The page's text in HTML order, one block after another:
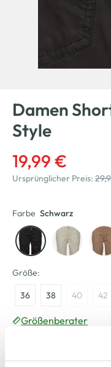
Damen
Style
19,99 €
Ursprünglicher Preis:
Farbe Schwarz
Größe:
36 38 40 42
Größenberater